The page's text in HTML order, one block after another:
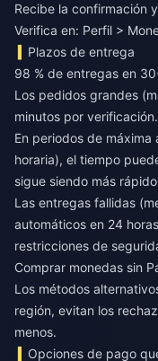
Recibe la confirmación
Verifica en: Perfil >
Plazos de entrega
98 % de entregas en
Los pedidos grandes
minutos por verificación.
En periodos de
horaria), el tiempo
sigue siendo más
Las entregas fallidas
automáticos en 24
restricciones de
Comprar monedas sin
Los métodos
región, evitan los
menos.
Opciones de pago